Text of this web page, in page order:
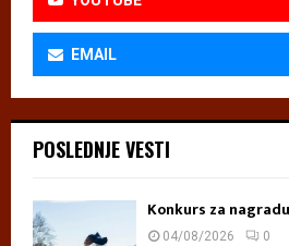
EMAIL
POSLEDNJE VESTI
Konkurs za
04/08/2026 0